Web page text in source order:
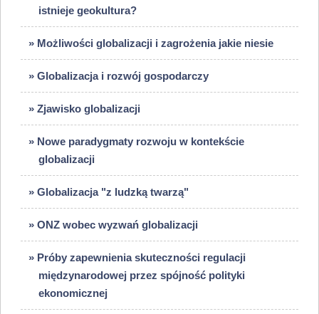
istnieje geokultura?
» Możliwości globalizacji i zagrożenia jakie niesie
» Globalizacja i rozwój gospodarczy
» Zjawisko globalizacji
» Nowe paradygmaty rozwoju w kontekście
globalizacji
» Globalizacja "z ludzką twarzą"
» ONZ wobec wyzwań globalizacji
» Próby zapewnienia skuteczności regulacji
międzynarodowej przez spójność polityki
ekonomicznej